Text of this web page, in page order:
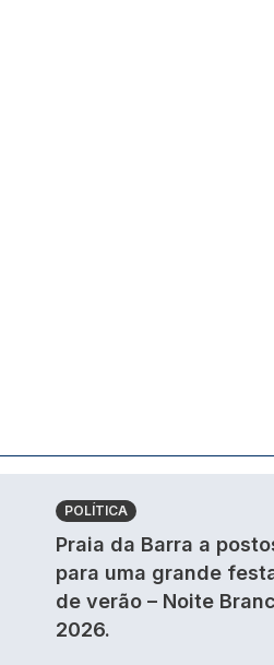
POLÍTICA
Praia da Barra a
para uma grande
de verão – Noite
2026.